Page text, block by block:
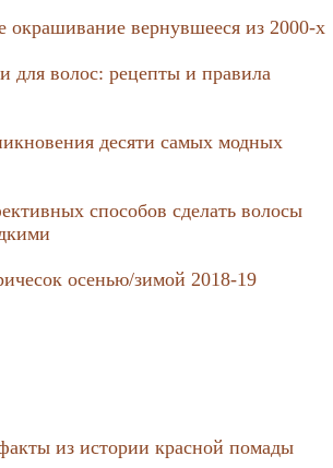
окрашивание вернувшееся из 2000-х
для волос: рецепты и правила
десяти самых модных
способов сделать волосы
осенью/зимой 2018-19
из истории красной помады